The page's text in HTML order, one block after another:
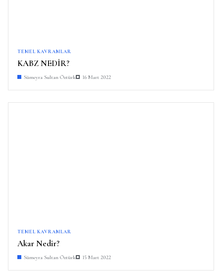
TEMEL KAVRAMLAR
KABZ NEDİR?
Sümeyra Sultan Öztürk 16 Mart 2022
TEMEL KAVRAMLAR
Akar Nedir?
Sümeyra Sultan Öztürk 15 Mart 2022